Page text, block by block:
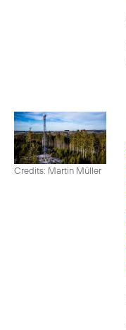
Credits: Martin Müller